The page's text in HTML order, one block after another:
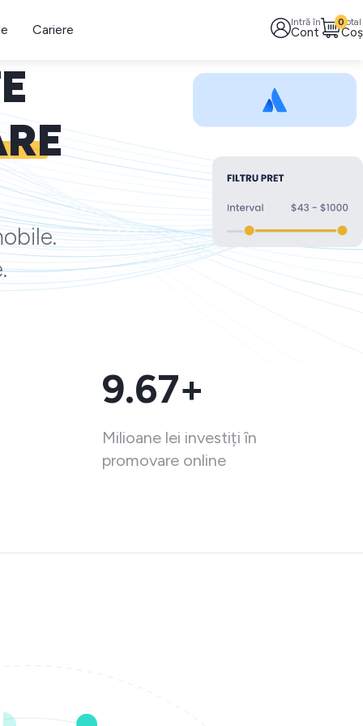
Cariere Intră în
Cont
Total
Coș
0
9.67+
Milioane lei investiți în
promovare online